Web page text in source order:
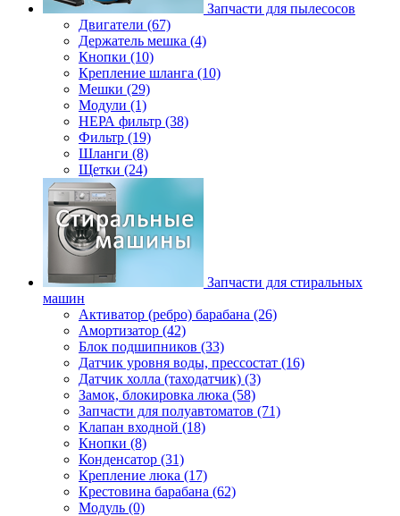
Запчасти для пылесосов
Двигатели (67)
Держатель мешка (4)
Кнопки (10)
Крепление шланга (10)
Мешки (29)
Модули (1)
НЕРА фильтр (38)
Фильтр (19)
Шланги (8)
Щетки (24)
Запчасти для стиральных
машин
Активатор (ребро) барабана (26)
Амортизатор (42)
Блок подшипников (33)
Датчик уровня воды, прессостат (16)
Датчик холла (таходатчик) (3)
Замок, блокировка люка (58)
Запчасти для полуавтоматов (71)
Клапан входной (18)
Кнопки (8)
Конденсатор (31)
Крепление люка (17)
Крестовина барабана (62)
Модуль (0)